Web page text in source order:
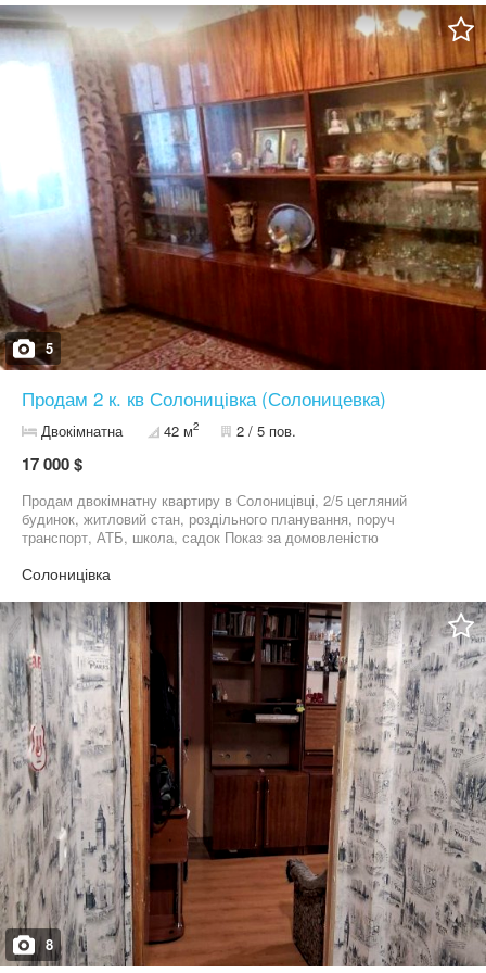
5
Продам 2 к. кв Солоницівка (Солоницевка)
Двокімнатна 42 м2 2 / 5 пов.
17 000 $
Продам двокімнатну квартиру в Солоницівці, 2/5 цегляний
будинок, житловий стан, роздільного планування, поруч
транспорт, АТБ, школа, садок Показ за домовленістю
Солоницівка
8